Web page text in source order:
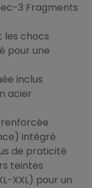
3 Fragments
les chocs
pour une
inclus
acier
intégré
de praticité
teintes
XXL) pour un